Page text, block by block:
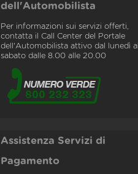
dell'Automobilista
Per informazioni sui servizi offerti,
contatta il Call Center del Portale
dell'Automobilista attivo dal lunedì al
sabato dalle 8.00 alle 20.00
Assistenza Servizi di
Pagamento